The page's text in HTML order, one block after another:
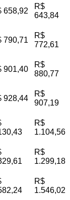
658,92
R$
643,84
790,71
R$
772,61
901,40
R$
880,77
928,44
R$
907,19
R$
1.104,56
R$
1.299,18
R$
1.546,02